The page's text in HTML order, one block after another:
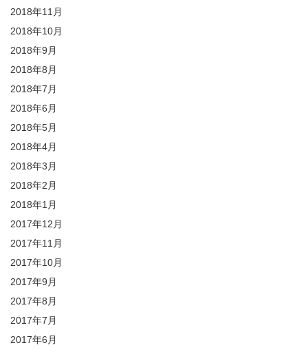
2018年11月
2018年10月
2018年9月
2018年8月
2018年7月
2018年6月
2018年5月
2018年4月
2018年3月
2018年2月
2018年1月
2017年12月
2017年11月
2017年10月
2017年9月
2017年8月
2017年7月
2017年6月